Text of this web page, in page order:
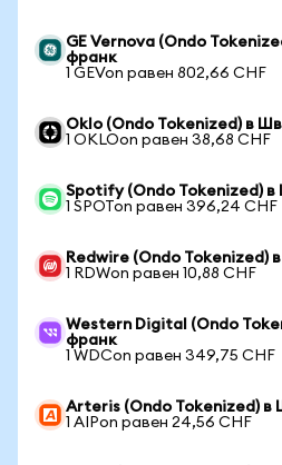
GE Vernova (Ondo
франк
1 GEVon равен 802,66 CHF
Oklo (Ondo Tokenized) в
1 OKLOon равен 38,68 CHF
Spotify (Ondo Tokenized)
1 SPOTon равен 396,24 CHF
Redwire (Ondo Tokenized)
1 RDWon равен 10,88 CHF
Western Digital (Ondo
франк
1 WDCon равен 349,75 CHF
Arteris (Ondo Tokenized) в
1 AIPon равен 24,56 CHF